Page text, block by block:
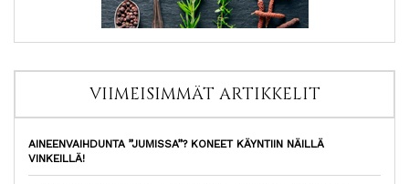
VIIMEISIMMÄT ARTIKKELIT
AINEENVAIHDUNTA ”JUMISSA”? KONEET KÄYNTIIN NÄILLÄ
VINKEILLÄ!